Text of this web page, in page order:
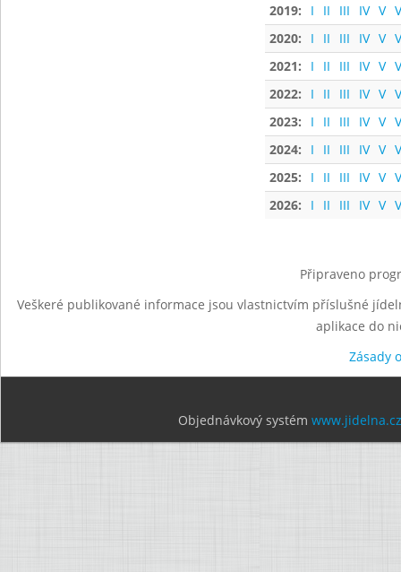
2019:
I II III IV V
2020:
I II III IV V
2021:
I II III IV V
2022:
I II III IV V
2023:
I II III IV V
2024:
I II III IV V
2025:
I II III IV V
2026:
I II III IV V
Připraveno
Veškeré publikované informace jsou vlastnictvím příslušné
aplikace do
Zásady
Objednávkový systém www.jidelna.cz